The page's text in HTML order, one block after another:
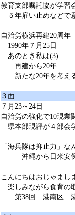
教育支部嘱託協が学習
５年雇い止めなどで
自治労横浜再建20周年
1990年７月25日
あのとき私は(3)
再建から20年
新たな20年を考え
３面
７月23～24日
自治労の強化で10現業
県本部現評が４部会
「海兵隊は抑止力」な
―沖縄から日米安保
こんにちはおじゃまし
楽しみながら食育の
第38回 港南区 港